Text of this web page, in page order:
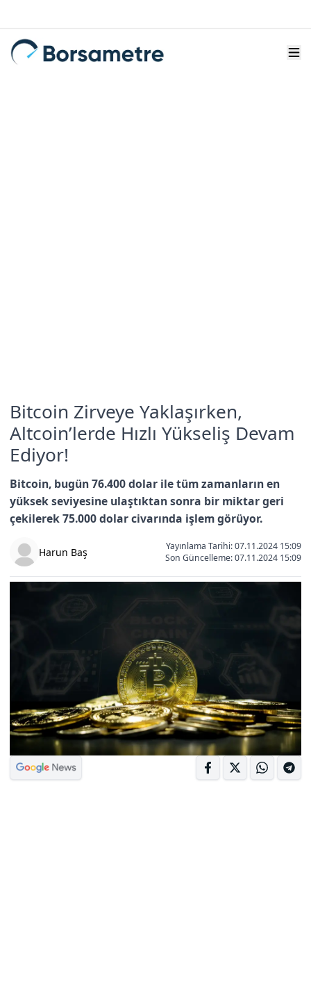
Bitcoin Zirveye Yaklaşırken,
Altcoin’lerde Hızlı Yükseliş Devam
Ediyor!
Bitcoin, bugün 76.400 dolar ile tüm zamanların en
yüksek seviyesine ulaştıktan sonra bir miktar geri
çekilerek 75.000 dolar civarında işlem görüyor.
Harun Baş
Yayınlama Tarihi: 07.11.2024 15:09
Son Güncelleme:07.11.2024 15:09